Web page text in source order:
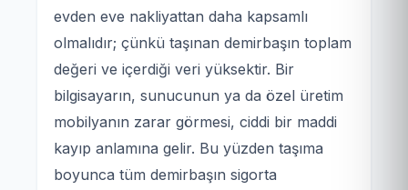
evden eve nakliyattan daha kapsamlı
olmalıdır; çünkü taşınan demirbaşın toplam
değeri ve içerdiği veri yüksektir. Bir
bilgisayarın, sunucunun ya da özel üretim
mobilyanın zarar görmesi, ciddi bir maddi
kayıp anlamına gelir. Bu yüzden taşıma
boyunca tüm demirbaşın sigorta